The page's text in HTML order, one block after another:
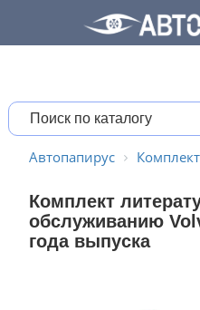
Автопапирус
Комплект
обслуживанию
года выпуска